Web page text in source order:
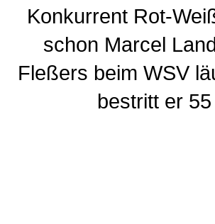
Konkurrent Rot-
schon Marcel
Fleßers beim WSV
bestritt er